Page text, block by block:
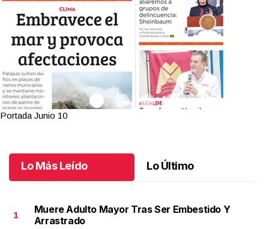
Portada Junio 10
Lo Más Leído Lo Último
1
Muere Adulto Mayor Tras Ser Embestido Y
Arrastrado